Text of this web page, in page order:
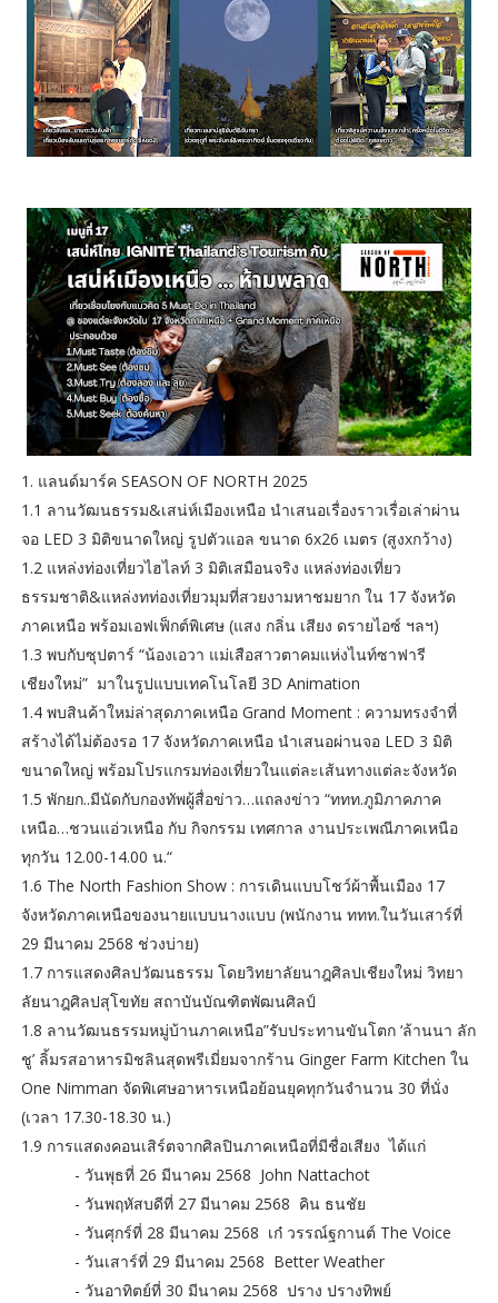
1. แลนด์มาร์ค SEASON OF NORTH 2025
1.1 ลานวัฒนธรรม&เสน่ห์เมืองเหนือ นำเสนอเรื่องราวเรื่อเล่าผ่าน
จอ LED 3 มิติขนาดใหญ่ รูปตัวแอล ขนาด 6x26 เมตร (สูงxกว้าง)
1.2 แหล่งท่องเที่ยวไฮไลท์ 3 มิติเสมือนจริง แหล่งท่องเที่ยว
ธรรมชาติ&แหล่งทท่องเที่ยวมุมที่สวยงามหาชมยาก ใน 17 จังหวัด
ภาคเหนือ พร้อมเอฟเฟ็กต์พิเศษ (แสง กลิ่น เสียง ดรายไอซ์ ฯลฯ)
1.3 พบกับซุปตาร์ “น้องเอวา แม่เสือสาวตาคมแห่งไนท์ซาฟารี
เชียงใหม่” มาในรูปแบบเทคโนโลยี 3D Animation
1.4 พบสินค้าใหม่ล่าสุดภาคเหนือ Grand Moment : ความทรงจำที่
สร้างได้ไม่ต้องรอ 17 จังหวัดภาคเหนือ นำเสนอผ่านจอ LED 3 มิติ
ขนาดใหญ่ พร้อมโปรแกรมท่องเที่ยวในแต่ละเส้นทางแต่ละจังหวัด
1.5 พักยก..มีนัดกับกองทัพผู้สื่อข่าว…แถลงข่าว “ททท.ภูมิภาคภาค
เหนือ…ชวนแอ่วเหนือ กับ กิจกรรม เทศกาล งานประเพณีภาคเหนือ
ทุกวัน 12.00-14.00 น.“
1.6 The North Fashion Show : การเดินแบบโชว์ผ้าพื้นเมือง 17
จังหวัดภาคเหนือของนายแบบนางแบบ (พนักงาน ททท.ในวันเสาร์ที่
29 มีนาคม 2568 ช่วงบ่าย)
1.7 การแสดงศิลปวัฒนธรรม โดยวิทยาลัยนาฎศิลปเชียงใหม่ วิทยา
ลัยนาฎศิลปสุโขทัย สถาบันบัณฑิตพัฒนศิลป์
1.8 ลานวัฒนธรรมหมู่บ้านภาคเหนือ”รับประทานขันโตก ‘ล้านนา ลัก
ชู’ ลิ้มรสอาหารมิชลินสุดพรีเมี่ยมจากร้าน Ginger Farm Kitchen ใน
One Nimman จัดพิเศษอาหารเหนือย้อนยุคทุกวันจำนวน 30 ที่นั่ง
(เวลา 17.30-18.30 น.)
1.9 การแสดงคอนเสิร์ตจากศิลปินภาคเหนือที่มีชื่อเสียง ได้แก่
- วันพุธที่ 26 มีนาคม 2568 John Nattachot
- วันพฤหัสบดีที่ 27 มีนาคม 2568 คิน ธนชัย
- วันศุกร์ที่ 28 มีนาคม 2568 เก๋ วรรณ์ฐกานต์ The Voice
- วันเสาร์ที่ 29 มีนาคม 2568 Better Weather
- วันอาทิตย์ที่ 30 มีนาคม 2568 ปราง ปรางทิพย์